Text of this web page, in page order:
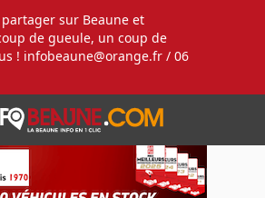
sur Beaune et
de gueule, un coup de
! infobeaune@orange.fr / 06